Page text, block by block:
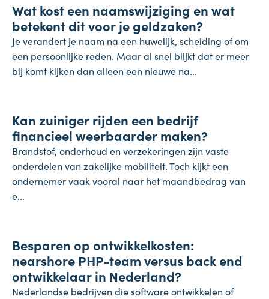
31 juli 2026
Wat kost een naamswijziging en wat
betekent dit voor je geldzaken?
Je verandert je naam na een huwelijk, scheiding of om
een persoonlijke reden. Maar al snel blijkt dat er meer
bij komt kijken dan alleen een nieuwe na...
28 juli 2026
Kan zuiniger rijden een bedrijf
financieel weerbaarder maken?
Brandstof, onderhoud en verzekeringen zijn vaste
onderdelen van zakelijke mobiliteit. Toch kijkt een
ondernemer vaak vooral naar het maandbedrag van
e...
24 juli 2026
Besparen op ontwikkelkosten:
nearshore PHP-team versus back end
ontwikkelaar in Nederland?
Nederlandse bedrijven die software ontwikkelen of